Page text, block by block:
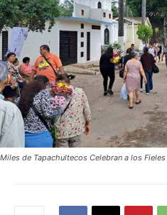
Miles de Tapachultecos Celebran a los